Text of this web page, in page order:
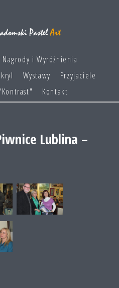
Nagrody i Wyróżnienia
Wystawy
Przyjaciele
Kontakt
Lublina –